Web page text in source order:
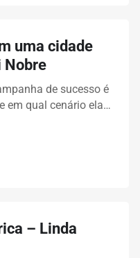
uma cidade
Nobre
de sucesso é
em qual cenário ela…
– Linda